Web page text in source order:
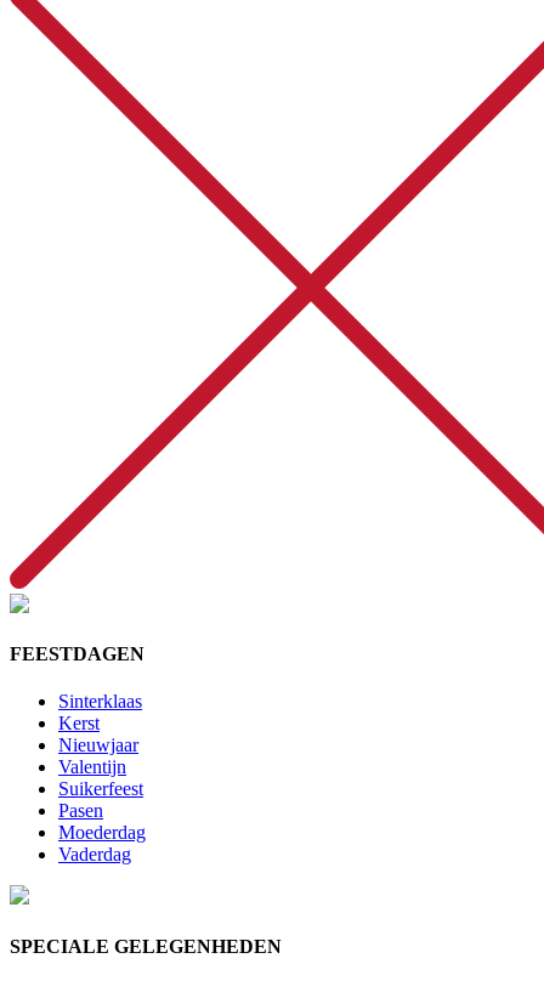
FEESTDAGEN
Sinterklaas
Kerst
Nieuwjaar
Valentijn
Suikerfeest
Pasen
Moederdag
Vaderdag
SPECIALE GELEGENHEDEN